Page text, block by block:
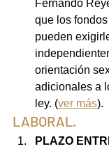
Fernando
que los
pueden
orientación
adicionales a
ley. (ver más).
LABORAL.
PLAZO